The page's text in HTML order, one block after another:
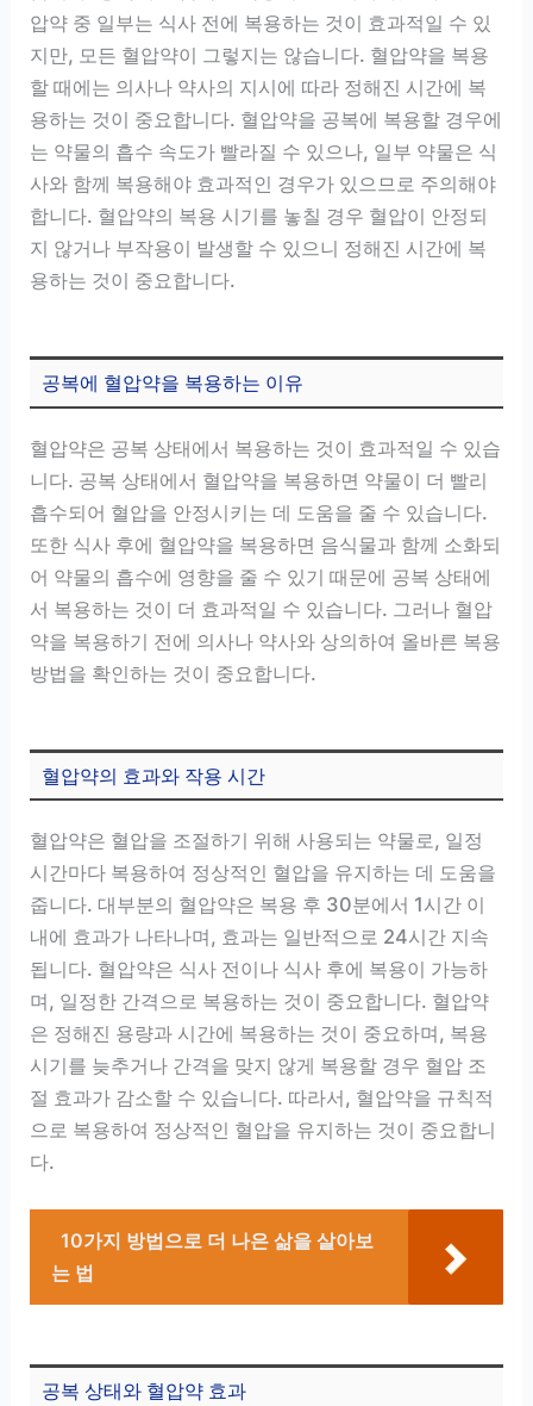
압약 중 일부는 식사 전에 복용하는 것이 효과적일 수 있
지만, 모든 혈압약이 그렇지는 않습니다. 혈압약을 복용
할 때에는 의사나 약사의 지시에 따라 정해진 시간에 복
용하는 것이 중요합니다. 혈압약을 공복에 복용할 경우에
는 약물의 흡수 속도가 빨라질 수 있으나, 일부 약물은 식
사와 함께 복용해야 효과적인 경우가 있으므로 주의해야
합니다. 혈압약의 복용 시기를 놓칠 경우 혈압이 안정되
지 않거나 부작용이 발생할 수 있으니 정해진 시간에 복
용하는 것이 중요합니다.
공복에 혈압약을 복용하는 이유
혈압약은 공복 상태에서 복용하는 것이 효과적일 수 있습
니다. 공복 상태에서 혈압약을 복용하면 약물이 더 빨리
흡수되어 혈압을 안정시키는 데 도움을 줄 수 있습니다.
또한 식사 후에 혈압약을 복용하면 음식물과 함께 소화되
어 약물의 흡수에 영향을 줄 수 있기 때문에 공복 상태에
서 복용하는 것이 더 효과적일 수 있습니다. 그러나 혈압
약을 복용하기 전에 의사나 약사와 상의하여 올바른 복용
방법을 확인하는 것이 중요합니다.
혈압약의 효과와 작용 시간
혈압약은 혈압을 조절하기 위해 사용되는 약물로, 일정
시간마다 복용하여 정상적인 혈압을 유지하는 데 도움을
줍니다. 대부분의 혈압약은 복용 후 30분에서 1시간 이
내에 효과가 나타나며, 효과는 일반적으로 24시간 지속
됩니다. 혈압약은 식사 전이나 식사 후에 복용이 가능하
며, 일정한 간격으로 복용하는 것이 중요합니다. 혈압약
은 정해진 용량과 시간에 복용하는 것이 중요하며, 복용
시기를 늦추거나 간격을 맞지 않게 복용할 경우 혈압 조
절 효과가 감소할 수 있습니다. 따라서, 혈압약을 규칙적
으로 복용하여 정상적인 혈압을 유지하는 것이 중요합니
다.
10가지 방법으로 더 나은 삶을 살아보
는 법
공복 상태와 혈압약 효과